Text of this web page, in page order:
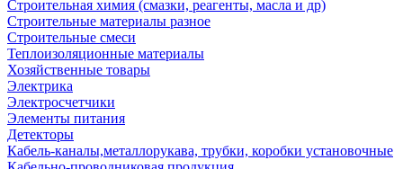
Строительная химия (смазки, реагенты, масла и др)
Строительные материалы разное
Строительные смеси
Теплоизоляционные материалы
Хозяйственные товары
Электрика
Электросчетчики
Элементы питания
Детекторы
Кабель-каналы,металлорукава, трубки, коробки установочные